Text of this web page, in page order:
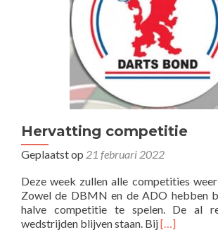
Hervatting competitie
Geplaatst op 21 februari 2022
Deze week zullen alle competities
Zowel de DBMN en de ADO hebben
halve competitie te spelen. De al
wedstrijden blijven staan. BijLees
[…]